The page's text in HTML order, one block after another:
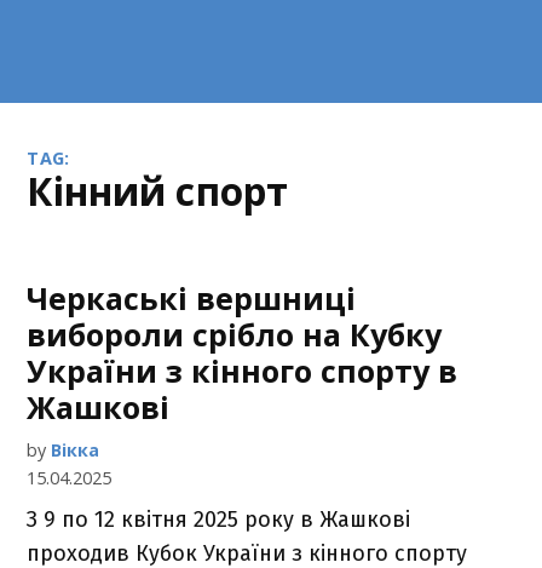
TAG:
кінний спорт
Черкаські вершниці
вибороли срібло на Кубку
України з кінного спорту в
Жашкові
by Вікка
15.04.2025
З 9 по 12 квітня 2025 року в Жашкові
проходив Кубок України з кінного спорту